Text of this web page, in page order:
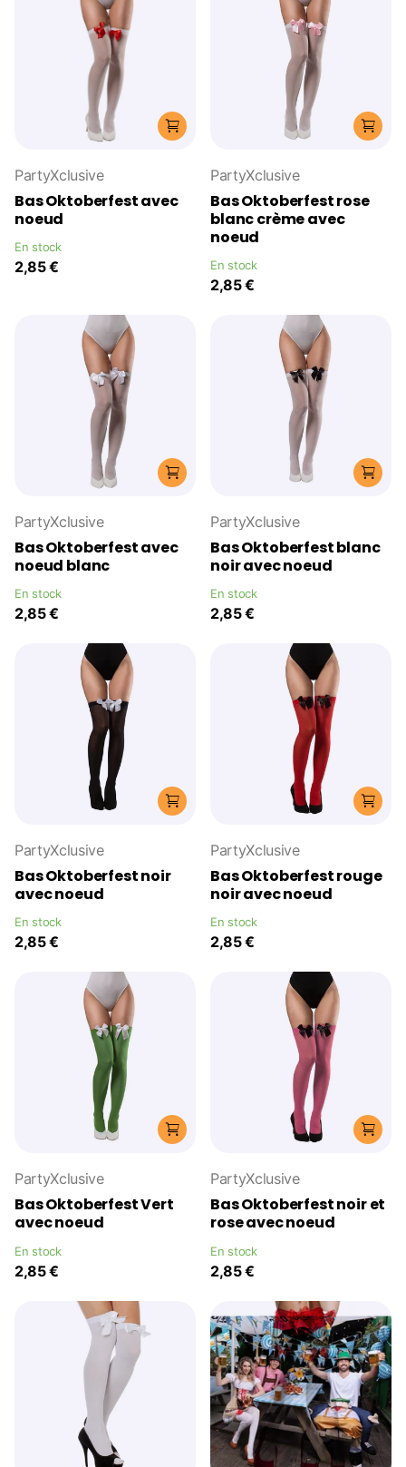
PartyXclusive
Bas Oktoberfest avec
noeud
En stock
2,85 €
PartyXclusive
Bas Oktoberfest rose
blanc crème avec
noeud
En stock
2,85 €
PartyXclusive
Bas Oktoberfest avec
noeud blanc
En stock
2,85 €
PartyXclusive
Bas Oktoberfest blanc
noir avec noeud
En stock
2,85 €
PartyXclusive
Bas Oktoberfest noir
avec noeud
En stock
2,85 €
PartyXclusive
Bas Oktoberfest rouge
noir avec noeud
En stock
2,85 €
PartyXclusive
Bas Oktoberfest Vert
avec noeud
En stock
2,85 €
PartyXclusive
Bas Oktoberfest noir et
rose avec noeud
En stock
2,85 €